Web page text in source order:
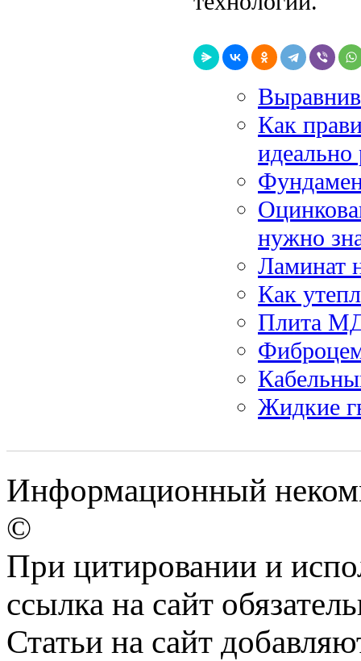
Как
нужно
Ламинат
Как
Плита
Жидкие
Информационный
©
При цитировании и
ссылка на сайт
Статьи на сайт